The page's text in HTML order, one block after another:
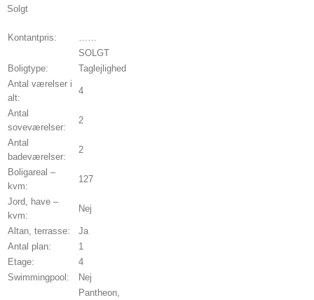
Solgt
Kontantpris:
SOLGT
Boligtype:
Taglejlighed
Antal værelser i
alt:
4
Antal
soveværelser:
2
Antal
badeværelser:
2
Boligareal –
kvm:
127
Jord, have –
kvm:
Nej
Altan, terrasse:
Ja
Antal plan:
1
Etage:
4
Swimmingpool:
Nej
Pantheon,